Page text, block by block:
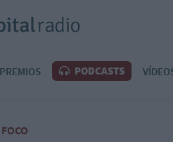
PREMIOS PODCASTS